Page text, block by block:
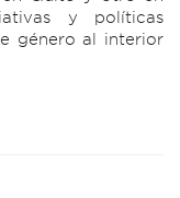
y políticas
género al interior